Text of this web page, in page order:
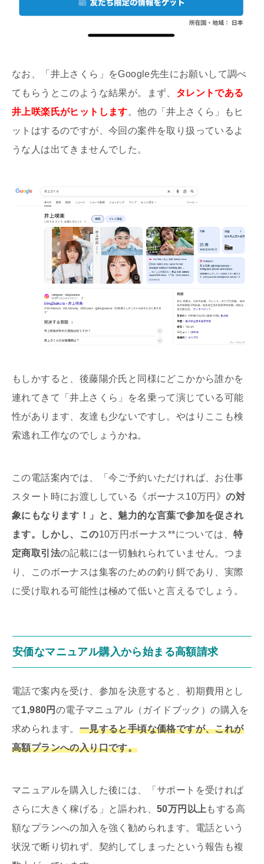
なお、「井上さくら」をGoogle先生にお願いして調べ
てもらうとこのような結果が。まず、 タレントである
井上咲楽氏がヒットします。他の「井上さくら」もヒ
ットはするのですが、今回の案件を取り扱っているよ
うな人は出てきませんでした。
もしかすると、後藤陽介氏と同様にどこかから誰かを
連れてきて「井上さくら」を名乗って演じている可能
性があります、友達も少ないですし。やはりここも検
索逃れ工作なのでしょうかね。
この電話案内では、「今ご予約いただければ、お仕事
スタート時にお渡ししている《ボーナス10万円》の対
象にもなります！」と、魅力的な言葉で参加を促され
ます。しかし、この10万円ボーナス**については、特
定商取引法の記載には一切触れられていません。つま
り、このボーナスは集客のための釣り餌であり、実際
に受け取れる可能性は極めて低いと言えるでしょう。
安価なマニュアル購入から始まる高額請求
電話で案内を受け、参加を決意すると、初期費用とし
て1,980円 の電子マニュアル（ガイドブック）の購入を
求められます。 一見すると手頃な価格ですが、これが
高額プランへの入り口です。
マニュアルを購入した後には、「サポートを受ければ
さらに大きく稼げる」と謳われ、 50万円以上 もする高
額なプランへの加入を強く勧められます。電話という
状況で断り切れず、契約してしまったという報告も複